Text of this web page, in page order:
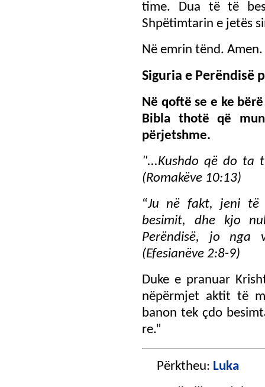
time. Dua të të
Shpëtimtarin e jetës
Në emrin tënd. Amen.
Siguria e Perëndisë
Në qoftë se e ke
Bibla thotë që
përjetshme.
"...Kushdo që do ta
(Romakëve 10:13)
“Ju në fakt, jeni të
besimit, dhe kjo
Perëndisë, jo nga
(Efesianëve 2:8-9)
Duke e pranuar
nëpërmjet aktit të
banon tek çdo
re.”
Përktheu: Luka